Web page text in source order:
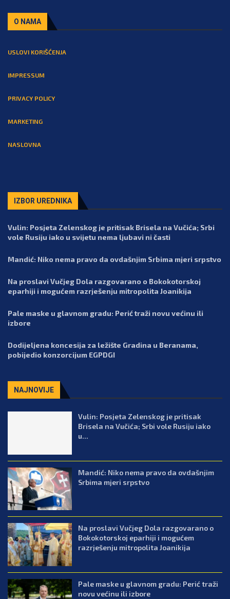
O NAMA
USLOVI KORIŠĆENJA
IMPRESSUM
PRIVACY POLICY
MARKETING
NASLOVNA
IZBOR UREDNIKA
Vulin: Posjeta Zelenskog je pritisak Brisela na Vučića; Srbi
vole Rusiju iako u svijetu nema ljubavi ni časti
Mandić: Niko nema pravo da ovdašnjim Srbima mjeri srpstvo
Na proslavi Vučjeg Dola razgovarano o Bokokotorskoj
eparhiji i mogućem razrješenju mitropolita Joanikija
Pale maske u glavnom gradu: Perić traži novu većinu ili
izbore
Dodijeljena koncesija za ležište Gradina u Beranama,
pobijedio konzorcijum EGPDGI
NAJNOVIJE
Vulin: Posjeta Zelenskog je pritisak
Brisela na Vučića; Srbi vole Rusiju iako
u...
Mandić: Niko nema pravo da ovdašnjim
Srbima mjeri srpstvo
Na proslavi Vučjeg Dola razgovarano o
Bokokotorskoj eparhiji i mogućem
razrješenju mitropolita Joanikija
Pale maske u glavnom gradu: Perić traži
novu većinu ili izbore